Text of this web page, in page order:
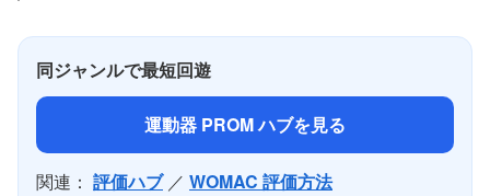
同ジャンルで最短回遊
運動器 PROM ハブを見る
関連： 評価ハブ／ WOMAC 評価方法